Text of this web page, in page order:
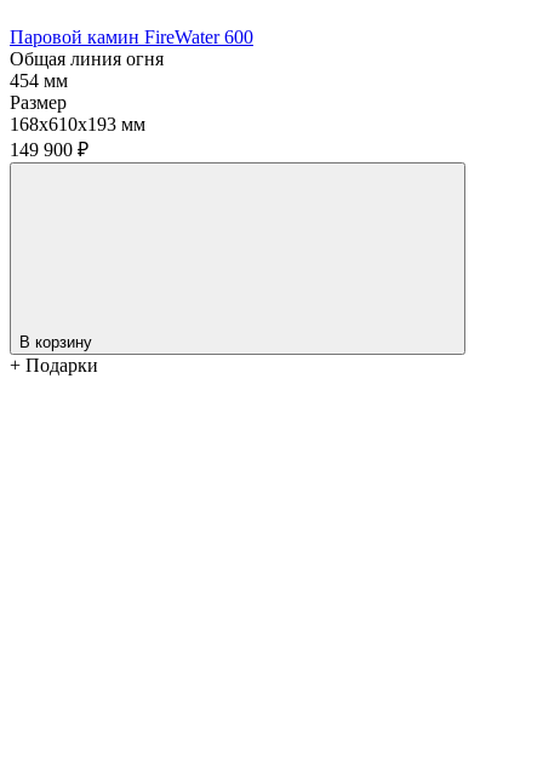
Паровой камин FireWater 600
Общая линия огня
454 мм
Размер
168х610х193 мм
149 900 ₽
В корзину
+ Подарки